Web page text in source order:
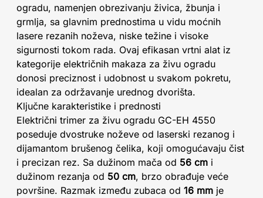
ogradu, namenjen obrezivanju živica, žbunja i
grmlja, sa glavnim prednostima u vidu moćnih
lasere rezanih noževa, niske težine i visoke
sigurnosti tokom rada. Ovaj efikasan vrtni alat iz
kategorije električnih makaza za živu ogradu
donosi preciznost i udobnost u svakom pokretu,
idealan za održavanje urednog dvorišta.
Ključne karakteristike i prednosti
Električni trimer za živu ogradu GC-EH 4550
poseduje dvostruke noževe od laserski rezanog i
dijamantom brušenog čelika, koji omogućavaju čist
i precizan rez. Sa dužinom mača od 56 cm i
dužinom rezanja od 50 cm, brzo obrađuje veće
površine. Razmak između zubaca od 16 mm je